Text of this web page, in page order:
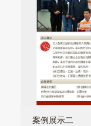
案例展示二